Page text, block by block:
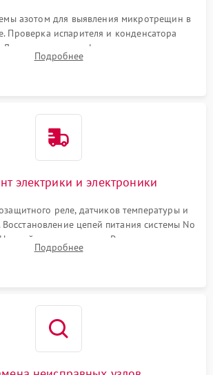
азотом для выявления микротрещин в
Проверка испарителя и конденсатора
Демонтаж старого фильтра-осушителя и
трубки для устранения засоров.
Подробнее
электрики и электроники
реле, датчиков температуры и
Восстановление цепей питания системы No
оттайки и вентилятор. Ремонт или замена
при сбоях алгоритмов.
Подробнее